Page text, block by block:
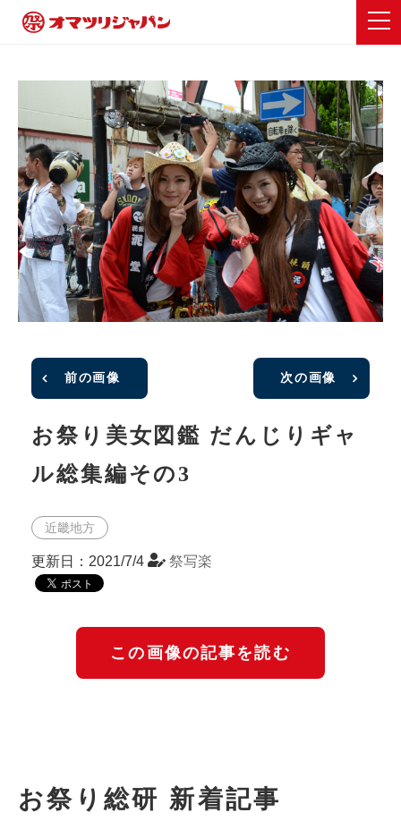
前の画像 次の画像
お祭り美女図鑑 だんじりギャ
ル総集編その3
近畿地方
更新日：2021/7/4 祭写楽
この画像の記事を読む
お祭り総研 新着記事